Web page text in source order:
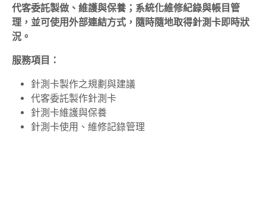
代客委託製做、維護與保養；系統化維修紀錄與帳目管
理，並可使用外部連結方式，隨時隨地取得針測卡即時狀
況。
服務項目：
針測卡製作之規劃與建議
代客委託製作針測卡
針測卡維護與保養
針測卡使用、維修記錄管理